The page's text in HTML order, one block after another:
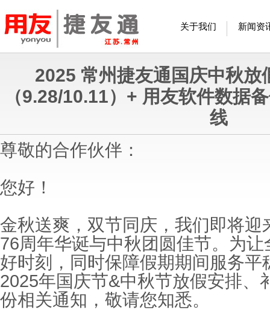
关于我们 新闻资
2025 常州捷友通国庆中秋放
（9.28/10.11）+ 用友软件数据
线
尊敬的合作伙伴：
您好！
金秋送爽，双节同庆，我们即将
76周年华诞与中秋团圆佳节。为
好时刻，同时保障假期期间服务
2025年国庆节&中秋节放假安排、
份相关通知，敬请您知悉。